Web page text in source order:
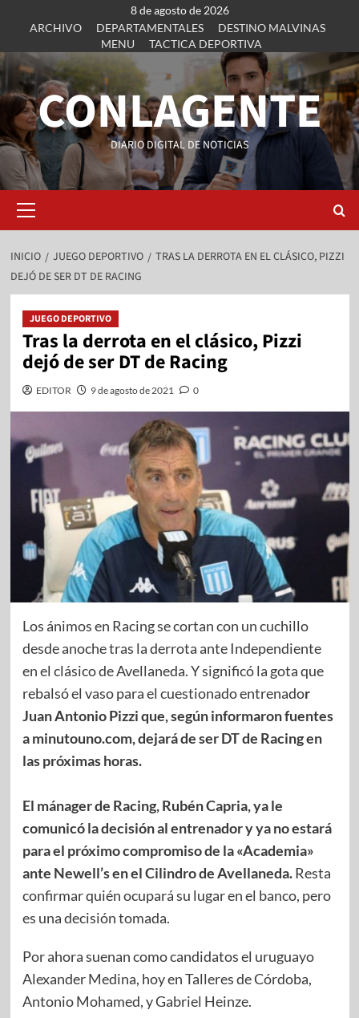
8 de agosto de 2026
ARCHIVO
DEPARTAMENTALES
DESTINO MALVINAS
MENU
TACTICA DEPORTIVA
CONLAGENTE
DIARIO DIGITAL DE NOTICIAS
INICIO JUEGO DEPORTIVO
TRAS LA DERROTA EN EL CLÁSICO, PIZZI
DEJÓ DE SER DT DE RACING
JUEGO DEPORTIVO
Tras la derrota en el clásico, Pizzi
dejó de ser DT de Racing
EDITOR 9 de agosto de 2021 0
Los ánimos en Racing se cortan con un cuchillo
desde anoche tras la derrota ante Independiente
en el clásico de Avellaneda. Y significó la gota que
rebalsó el vaso para el cuestionado entrenador
Juan Antonio Pizzi que, según informaron fuentes
a minutouno.com, dejará de ser DT de Racing en
las próximas horas.
El mánager de Racing, Rubén Capria, ya le
comunicó la decisión al entrenador y ya no estará
para el próximo compromiso de la «Academia»
ante Newell’s en el Cilindro de Avellaneda.Resta
confirmar quién ocupará su lugar en el banco, pero
es una decisión tomada.
Por ahora suenan como candidatos el uruguayo
Alexander Medina, hoy en Talleres de Córdoba,
Antonio Mohamed, y Gabriel Heinze.